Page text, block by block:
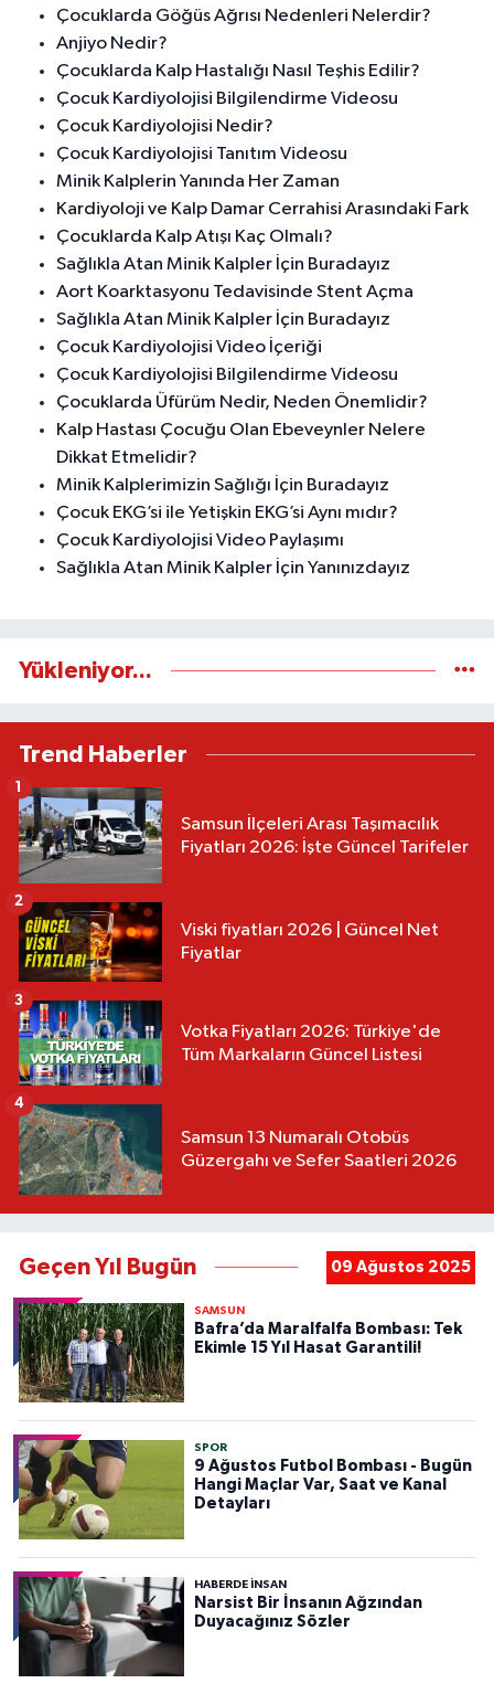
Çocuklarda Göğüs Ağrısı Nedenleri Nelerdir?
Anjiyo Nedir?
Çocuklarda Kalp Hastalığı Nasıl Teşhis Edilir?
Çocuk Kardiyolojisi Bilgilendirme Videosu
Çocuk Kardiyolojisi Nedir?
Çocuk Kardiyolojisi Tanıtım Videosu
Minik Kalplerin Yanında Her Zaman
Kardiyoloji ve Kalp Damar Cerrahisi Arasındaki Fark
Çocuklarda Kalp Atışı Kaç Olmalı?
Sağlıkla Atan Minik Kalpler İçin Buradayız
Aort Koarktasyonu Tedavisinde Stent Açma
Sağlıkla Atan Minik Kalpler İçin Buradayız
Çocuk Kardiyolojisi Video İçeriği
Çocuk Kardiyolojisi Bilgilendirme Videosu
Çocuklarda Üfürüm Nedir, Neden Önemlidir?
Kalp Hastası Çocuğu Olan Ebeveynler Nelere
Dikkat Etmelidir?
Minik Kalplerimizin Sağlığı İçin Buradayız
Çocuk EKG’si ile Yetişkin EKG’si Aynı mıdır?
Çocuk Kardiyolojisi Video Paylaşımı
Sağlıkla Atan Minik Kalpler İçin Yanınızdayız
Yükleniyor...
Trend Haberler
Samsun İlçeleri Arası Taşımacılık
Fiyatları 2026: İşte Güncel Tarifeler
1
Viski fiyatları 2026 | Güncel Net
Fiyatlar
2
Votka Fiyatları 2026: Türkiye'de
Tüm Markaların Güncel Listesi
3
Samsun 13 Numaralı Otobüs
Güzergahı ve Sefer Saatleri 2026
4
Geçen Yıl Bugün 09 Ağustos 2025
SAMSUN
Bafra’da Maralfalfa Bombası: Tek
Ekimle 15 Yıl Hasat Garantili!
SPOR
9 Ağustos Futbol Bombası - Bugün
Hangi Maçlar Var, Saat ve Kanal
Detayları
HABERDE INSAN
Narsist Bir İnsanın Ağzından
Duyacağınız Sözler